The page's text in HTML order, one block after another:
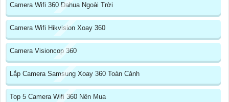
Camera Wifi 360 Dahua Ngoài Trời
Camera Wifi Hikvision Xoay 360
Camera Visioncop 360
Lắp Camera Samsung Xoay 360 Toàn Cảnh
Top 5 Camera Wifi 360 Nên Mua